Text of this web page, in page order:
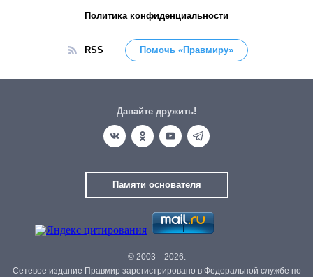
Политика конфиденциальности
RSS Помочь «Правмиру»
Давайте дружить!
Памяти основателя
© 2003—2026.
Сетевое издание Правмир зарегистрировано в Федеральной службе по